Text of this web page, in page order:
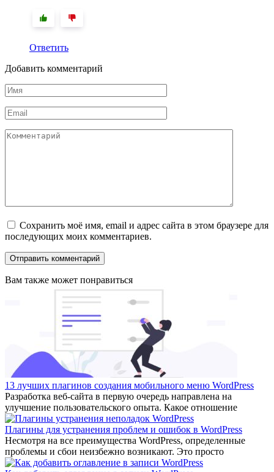
Ответить
Добавить комментарий
Имя
*
Email
*
Комментарий
Сохранить моё имя, email и адрес сайта в этом браузере для
последующих моих комментариев.
Вам также может понравиться
13 лучших плагинов создания мобильного меню WordPress
Разработка веб-сайта в первую очередь направлена на
улучшение пользовательского опыта. Какое отношение
Плагины для устранения проблем и ошибок в WordPress
Несмотря на все преимущества WordPress, определенные
проблемы и сбои неизбежно возникают. Это просто